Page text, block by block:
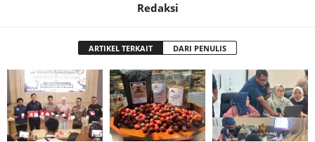
Redaksi
ARTIKEL TERKAIT DARI PENULIS